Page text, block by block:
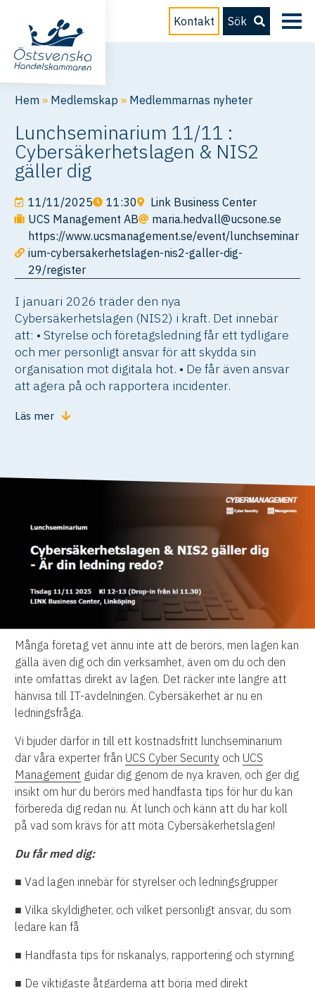
Kontakt Sök
Hem » Medlemskap » Medlemmarnas nyheter
Lunchseminarium 11/11 :
Cybersäkerhetslagen & NIS2
gäller dig
11/11/2025 11:30
Link Business Center
UCS Management AB
maria.hedvall@ucsone.se
https://www.ucsmanagement.se/event/lunchseminar
ium-cybersakerhetslagen-nis2-galler-dig-
29/register
I januari 2026 träder den nya
Cybersäkerhetslagen (NIS2) i kraft. Det innebär
att: • Styrelse och företagsledning får ett tydligare
och mer personligt ansvar för att skydda sin
organisation mot digitala hot. • De får även ansvar
att agera på och rapportera incidenter. ​​
Läs mer
Många företag vet ännu inte att de berörs, men lagen kan
gälla även dig och din verksamhet, även om du och den
inte omfattas direkt av lagen. Det räcker inte längre att
hänvisa till IT-avdelningen. Cybersäkerhet är nu en
ledningsfråga.
Vi bjuder därför in till ett kostnadsfritt lunchseminarium
där våra experter från UCS Cyber Security och UCS
Management guidar dig genom de nya kraven, och ger dig
insikt om hur du berörs med handfasta tips för hur du kan
förbereda dig redan nu. Ät lunch och känn att du har koll
på vad som krävs för att möta Cybersäkerhetslagen!
Du får med dig:
■ Vad lagen innebär för styrelser och ledningsgrupper
■ Vilka skyldigheter, och vilket personligt ansvar, du som
ledare kan få
■ Handfasta tips för riskanalys, rapportering och styrning
■ De viktigaste åtgärderna att börja med direkt